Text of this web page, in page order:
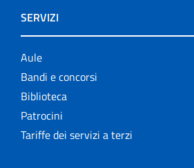
SERVIZI
Aule
Bandi e concorsi
Biblioteca
Patrocini
Tariffe dei servizi a terzi